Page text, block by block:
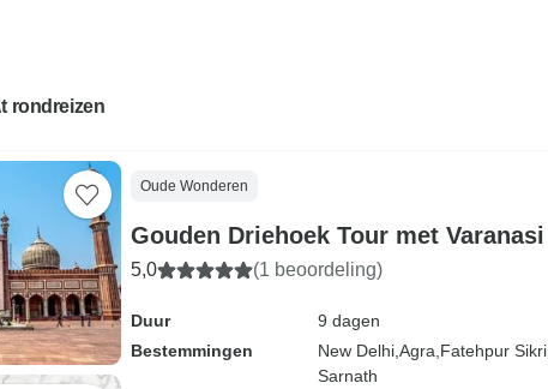
rondreizen
Oude Wonderen
Gouden Driehoek Tour met Varanasi
5,0 (1 beoordeling)
Duur
9 dagen
Bestemmingen
New Delhi, Agra, Fatehpur Sikri,
Sarnath